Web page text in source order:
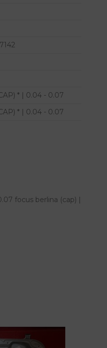
* | 0.04 - 0.07
* | 0.04 - 0.07
focus berlina (cap) |